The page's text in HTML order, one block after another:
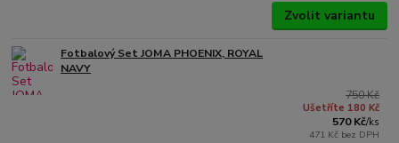
Zvolit variantu
Fotbalový Set JOMA PHOENIX, ROYAL
NAVY
750 Kč
Ušetříte 180 Kč
570 Kč/ks
471 Kč bez DPH